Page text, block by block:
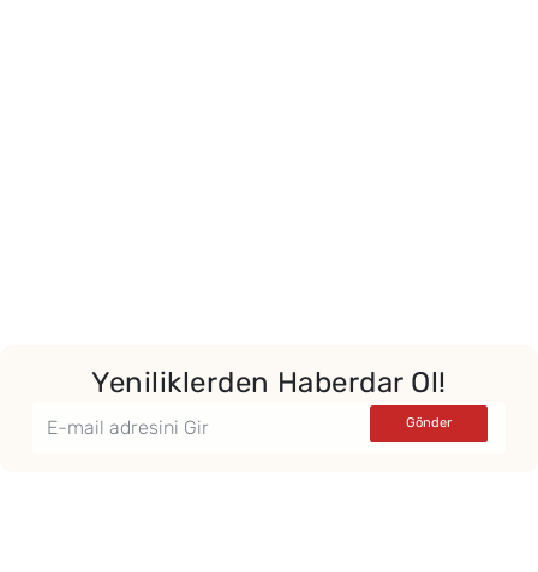
Yeniliklerden Haberdar Ol!